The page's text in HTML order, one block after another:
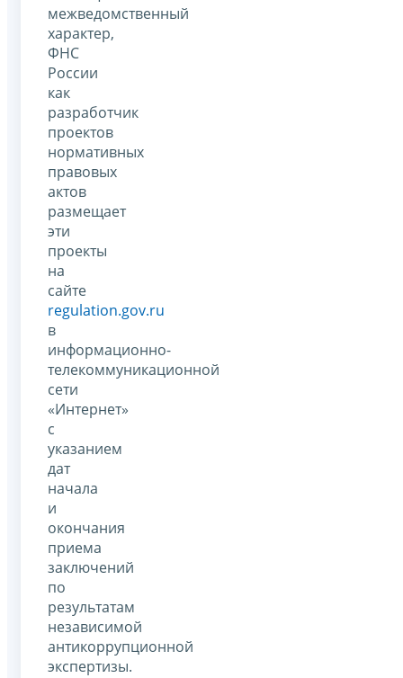
межведомственный
характер,
ФНС
России
как
разработчик
проектов
нормативных
правовых
актов
размещает
эти
проекты
на
сайте
regulation.gov.ru
в
информационно-
телекоммуникационной
сети
«Интернет»
с
указанием
дат
начала
и
окончания
приема
заключений
по
результатам
независимой
антикоррупционной
экспертизы.